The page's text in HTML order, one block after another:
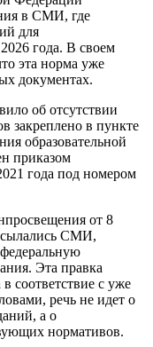
в СМИ, где
для
года. В своем
эта норма уже
документах.
об отсутствии
закреплено в пункте
образовательной
приказом
года под номером
от 8
СМИ,
Эта правка
соответствие с уже
речь не идет о
а о
нормативов.